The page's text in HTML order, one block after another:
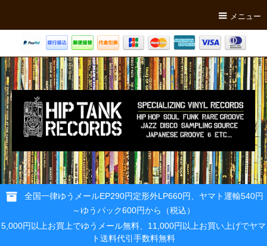
メニュー
全国一律ゆうメールEP290円定形外LP660円、ヤマト運輸540円
～ゆうパック600円から（税込）
5,000円以上お買上でゆうメール無料、11,000円以上お買い上げでヤマ
ト送料代引手数料無料